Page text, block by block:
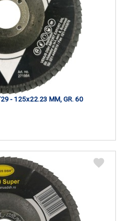
- 125x22.23 MM, GR. 60